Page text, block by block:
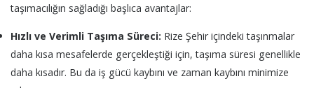
taşımacılığın sağladığı başlıca avantajlar:
Hızlı ve Verimli Taşıma Süreci: Rize Şehir içindeki taşınmalar
daha kısa mesafelerde gerçekleştiği için, taşıma süresi genellikle
daha kısadır. Bu da iş gücü kaybını ve zaman kaybını minimize